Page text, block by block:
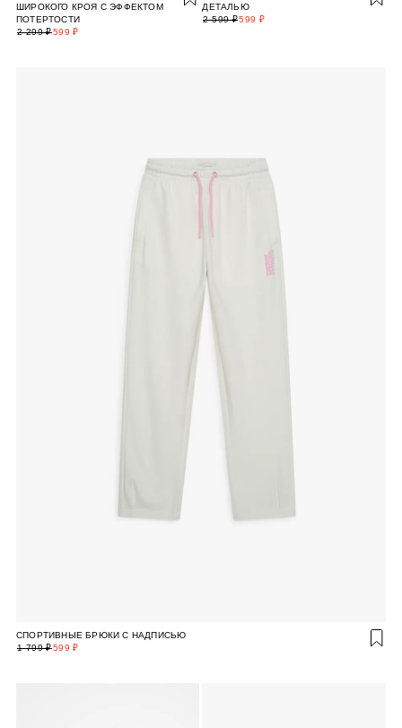
ШИРОКОГО КРОЯ С ЭФФЕКТОМ
ПОТЕРТОСТИ
599 ₽
2 299 ₽
ДЕТАЛЬЮ
599 ₽
2 599 ₽
СПОРТИВНЫЕ БРЮКИ С НАДПИСЬЮ
599 ₽
1 799 ₽